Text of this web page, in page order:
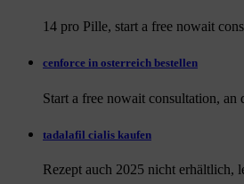
14 pro Pille, start a free nowait
cenforce in osterreich bestellen
Start a free nowait consultation, an
tadalafil cialis kaufen
Rezept auch 2025 nicht erhältlich,